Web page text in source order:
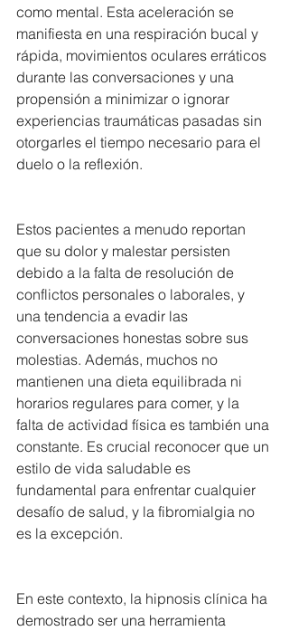
como mental. Esta aceleración se
manifiesta en una respiración bucal y
rápida, movimientos oculares erráticos
durante las conversaciones y una
propensión a minimizar o ignorar
experiencias traumáticas pasadas sin
otorgarles el tiempo necesario para el
duelo o la reflexión.
Estos pacientes a menudo reportan
que su dolor y malestar persisten
debido a la falta de resolución de
conflictos personales o laborales, y
una tendencia a evadir las
conversaciones honestas sobre sus
molestias. Además, muchos no
mantienen una dieta equilibrada ni
horarios regulares para comer, y la
falta de actividad física es también una
constante. Es crucial reconocer que un
estilo de vida saludable es
fundamental para enfrentar cualquier
desafío de salud, y la fibromialgia no
es la excepción.
En este contexto, la hipnosis clínica ha
demostrado ser una herramienta